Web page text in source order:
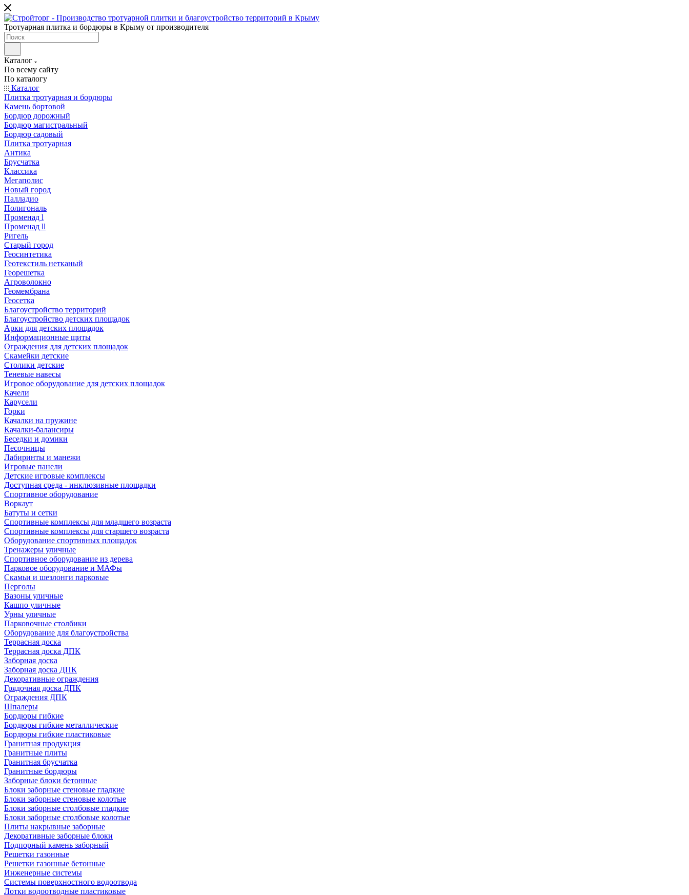
Тротуарная плитка и бордюры в Крыму от производителя
Каталог
По всему сайту
По каталогу
Каталог
Плитка тротуарная и бордюры
Камень бортовой
Бордюр дорожный
Бордюр магистральный
Бордюр садовый
Плитка тротуарная
Антика
Брусчатка
Классика
Мегаполис
Новый город
Палладио
Полигональ
Променад l
Променад ll
Ригель
Старый город
Геосинтетика
Геотекстиль нетканый
Георешетка
Агроволокно
Геомембрана
Геосетка
Благоустройство территорий
Благоустройство детских площадок
Арки для детских площадок
Информационные щиты
Ограждения для детских площадок
Скамейки детские
Столики детские
Теневые навесы
Игровое оборудование для детских площадок
Качели
Карусели
Горки
Качалки на пружине
Качалки-балансиры
Беседки и домики
Песочницы
Лабиринты и манежи
Игровые панели
Детские игровые комплексы
Доступная среда - инклюзивные площадки
Спортивное оборудование
Воркаут
Батуты и сетки
Спортивные комплексы для младшего возраста
Спортивные комплексы для старшего возраста
Оборудование спортивных площадок
Тренажеры уличные
Спортивное оборудование из дерева
Парковое оборудование и МАФы
Скамьи и шезлонги парковые
Перголы
Вазоны уличные
Кашпо уличные
Урны уличные
Парковочные столбики
Оборудование для благоустройства
Террасная доска
Террасная доска ДПК
Заборная доска
Заборная доска ДПК
Декоративные ограждения
Грядочная доска ДПК
Ограждения ДПК
Шпалеры
Бордюры гибкие
Бордюры гибкие металлические
Бордюры гибкие пластиковые
Гранитная продукция
Гранитные плиты
Гранитная брусчатка
Гранитные бордюры
Заборные блоки бетонные
Блоки заборные стеновые гладкие
Блоки заборные стеновые колотые
Блоки заборные столбовые гладкие
Блоки заборные столбовые колотые
Плиты накрывные заборные
Декоративные заборные блоки
Подпорный камень заборный
Решетки газонные
Решетки газонные бетонные
Инженерные системы
Системы поверхностного водоотвода
Лотки водоотводные пластиковые